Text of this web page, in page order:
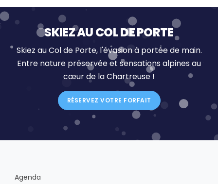
SKIEZ AU COL DE PORTE
Skiez au Col de Porte, l'évasion à portée de main.
Entre nature préservée et sensations alpines au
cœur de la Chartreuse !
RÉSERVEZ VOTRE FORFAIT
Agenda